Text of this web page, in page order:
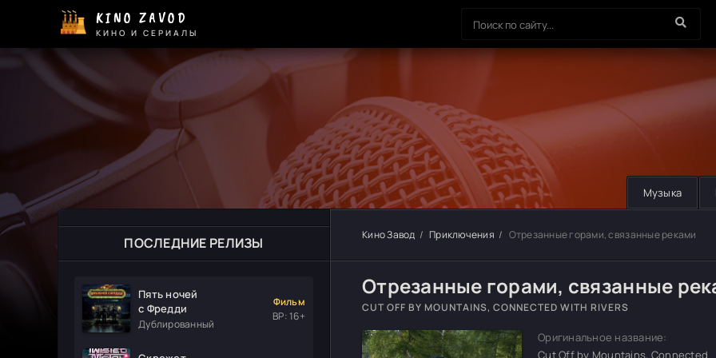
KINO ZAVOD
КИНО И СЕРИАЛЫ
Музыка
ПОСЛЕДНИЕ РЕЛИЗЫ
Пять ночей
с Фредди
Дублированный
Фильм
ВР: 16+
Кино Завод Приключения Отрезанные горами, связанные реками
Отрезанные горами, связанные
CUT OFF BY MOUNTAINS, CONNECTED WITH RIVERS
Оригинальное название:
Cut Off by Mountains, Connected